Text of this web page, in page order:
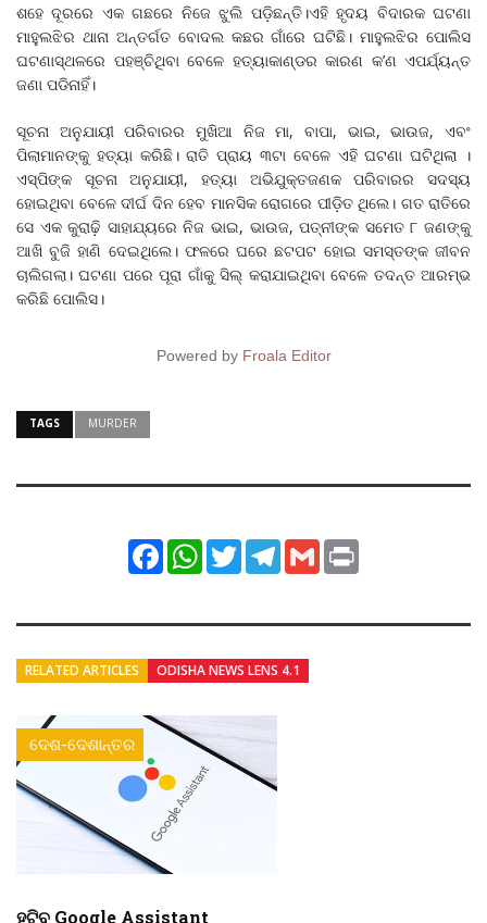
ଶହେ ଦୂରରେ ଏକ ଗଛରେ ନିଜେ ଝୁଲି ପଡ଼ିଛନ୍ତି।ଏହି ହୃଦୟ ବିଦାରକ ଘଟଣା
ମାହୁଲଝିର ଥାନା ଅନ୍ତର୍ଗତ ବୋଦଲ କଛର ଗାଁରେ ଘଟିଛି। ମାହୁଲଝିର ପୋଲିସ
ଘଟଣାସ୍ଥଳରେ ପହଞ୍ଚିଥିବା ବେଳେ ହତ୍ୟାକାଣ୍ଡର କାରଣ କ’ଣ ଏପର୍ଯ୍ୟନ୍ତ
ଜଣା ପଡିନାହିଁ।
ସୂଚନା ଅନୁଯାୟୀ ପରିବାରର ମୁଖିଆ ନିଜ ମା, ବାପା, ଭାଇ, ଭାଉଜ, ଏବଂ
ପିଲାମାନଙ୍କୁ ହତ୍ୟା କରିଛି। ରାତି ପ୍ରାୟ ୩ଟା ବେଳେ ଏହି ଘଟଣା ଘଟିଥିଲା ।
ଏସ୍‌ପିଙ୍କ ସୂଚନା ଅନୁଯାୟୀ, ହତ୍ୟା ଅଭିଯୁକ୍ତଜଣକ ପରିବାରର ସଦସ୍ୟ
ହୋଇଥିବା ବେଳେ ଦୀର୍ଘ ଦିନ ହେବ ମାନସିକ ରୋଗରେ ପୀଡ଼ିତ ଥିଲେ। ଗତ ରାତିରେ
ସେ ଏକ କୁରାଢ଼ି ସାହାଯ୍ୟରେ ନିଜ ଭାଇ, ଭାଉଜ, ପତ୍ନୀଙ୍କ ସମେତ ୮ ଜଣଙ୍କୁ
ଆଖି ବୁଜି ହାଣି ଦେଇଥିଲେ। ଫଳରେ ଘରେ ଛଟପଟ ହୋଇ ସମସ୍ତଙ୍କ ଜୀବନ
ଚାଲିଗଲା। ଘଟଣା ପରେ ପୂରା ଗାଁକୁ ସିଲ୍ କରାଯାଇଥିବା ବେଳେ ତଦନ୍ତ ଆରମ୍ଭ
କରିଛି ପୋଲିସ।
Powered by Froala Editor
TAGS MURDER
FacebookWhatsApp
TwitterTelegram
Gmail
RELATED ARTICLES ODISHA NEWS LENS 4.1
ଦେଶ-ଦେଶାନ୍ତର
ହଟିବ Google Assistant